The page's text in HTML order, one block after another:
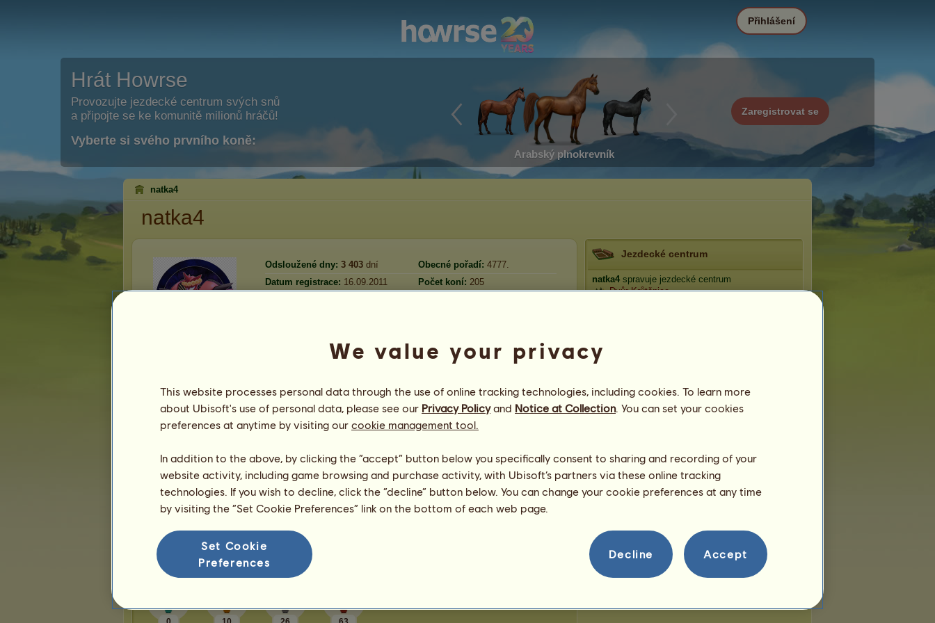
Hrát Howrse
Provozujte jezdecké centrum svých snů
a připojte se ke komunitě milionů hráčů!
Vyberte si svého prvního koně:
Arabský plnokrevník
Zaregistrovat se
Přihlášení
natka4
natka4
Odsloužené dny: 3 403 dní Obecné pořadí: 4777.
Datum registrace: 16.09.2011 Počet koní: 205
natka4 má13přátel:
konezivot
Stelami2968
2 3
Počet gratulací pro natka4-3 865, včetně
nedávných:
Piiiškootek
před 2 dny
Račice 007
před 2 dny
Carmela
před 28 dní
scarletcz
před 49 dní
Jezdecké centrum
natka4 spravuje jezdecké centrum
Dvůr Krůtěnice.
Apollón Athéna
We value your privacy
This website processes personal data through the use of online tracking technologies, including cookies. To learn more
about Ubisoft's use of personal data, please see our Privacy Policyand Notice at Collection. You can set your cookies
preferences at anytime by visiting our cookie management tool.
In addition to the above, by clicking the “accept” button below you specifically consent to sharing and recording of your
website activity, including game browsing and purchase activity, with Ubisoft’s partners via these online tracking
technologies. If you wish to decline, click the “decline” button below. You can change your cookie preferences at any time
by visiting the “Set Cookie Preferences” link on the bottom of each web page.
Set Cookie
Preferences
Decline Accept